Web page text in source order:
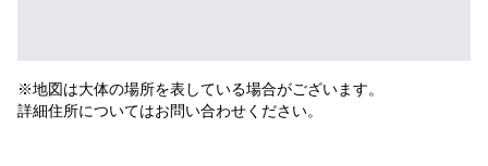
※地図は大体の場所を表している場合がございます。
詳細住所についてはお問い合わせください。